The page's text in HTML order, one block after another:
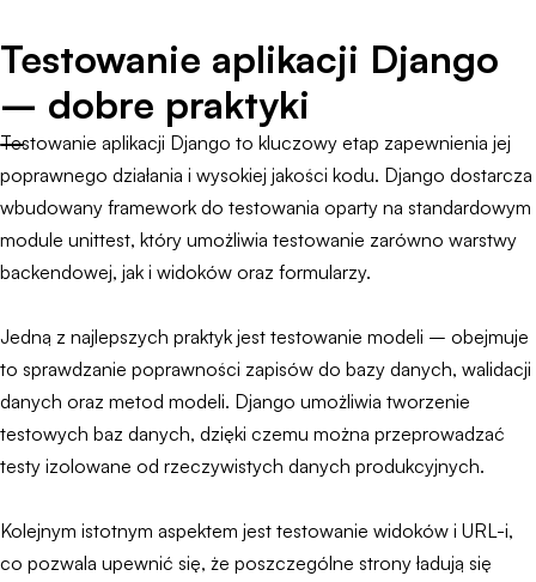
Testowanie aplikacji Django
– dobre praktyki
Testowanie aplikacji Django to kluczowy etap zapewnienia jej
poprawnego działania i wysokiej jakości kodu. Django dostarcza
wbudowany framework do testowania oparty na standardowym
module unittest, który umożliwia testowanie zarówno warstwy
backendowej, jak i widoków oraz formularzy.
Jedną z najlepszych praktyk jest testowanie modeli – obejmuje
to sprawdzanie poprawności zapisów do bazy danych, walidacji
danych oraz metod modeli. Django umożliwia tworzenie
testowych baz danych, dzięki czemu można przeprowadzać
testy izolowane od rzeczywistych danych produkcyjnych.
Kolejnym istotnym aspektem jest testowanie widoków i URL-i,
co pozwala upewnić się, że poszczególne strony ładują się